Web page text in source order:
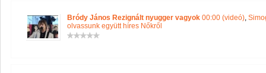
Bródy János Rezignált nyugger vagyok 00:00 (videó),
olvassunk együtt híres Nőkről